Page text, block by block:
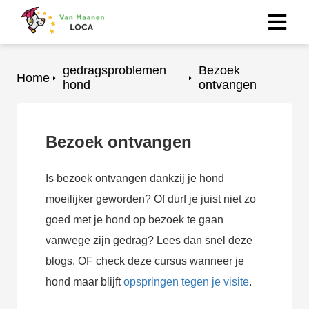
Bezoek
ontvangen
gedragsproblemen
hond
Home
Bezoek ontvangen
Is bezoek ontvangen dankzij je hond
moeilijker geworden? Of durf je juist niet zo
goed met je hond op bezoek te gaan
vanwege zijn gedrag? Lees dan snel deze
blogs. OF check deze cursus wanneer je
hond maar blijftopspringen tegen je visite.